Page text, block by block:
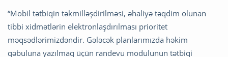
“Mobil tətbiqin təkmilləşdirilməsi, əhaliyə təqdim olunan
tibbi xidmətlərin elektronlaşdırılması prioritet
məqsədlərimizdəndir. Gələcək planlarımızda həkim
qəbuluna yazılmaq üçün randevu modulunun tətbiqi